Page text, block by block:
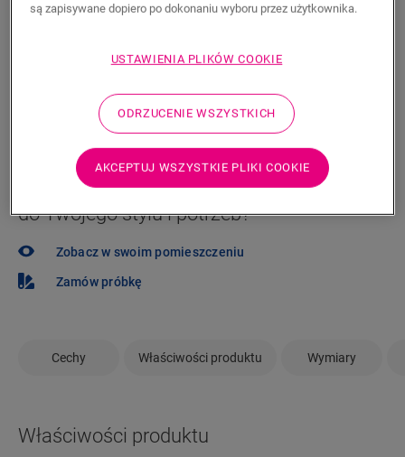
znaleźć dealera w swoim pobliżu.
WYSZUKAJ
Nie masz pewności, czy ta podłoga pasuje
do Twojego stylu i potrzeb?
Zobacz w swoim pomieszczeniu
Zamów próbkę
Cechy Właściwości produktu Wymiary
Właściwości produktu
są zapisywane dopiero po dokonaniu wyboru przez użytkownika.
USTAWIENIA PLIKÓW COOKIE
ODRZUCENIE WSZYSTKICH
AKCEPTUJ WSZYSTKIE PLIKI COOKIE